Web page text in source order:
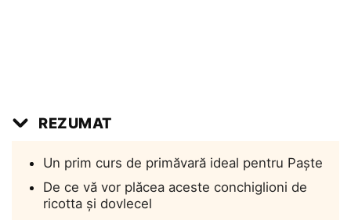
REZUMAT
Un prim curs de primăvară ideal pentru Paște
De ce vă vor plăcea aceste conchiglioni de
ricotta și dovlecel